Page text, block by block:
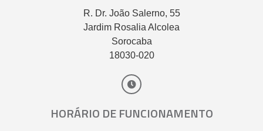
R. Dr. João Salerno, 55
Jardim Rosalia Alcolea
Sorocaba
18030-020
HORÁRIO DE FUNCIONAMENTO